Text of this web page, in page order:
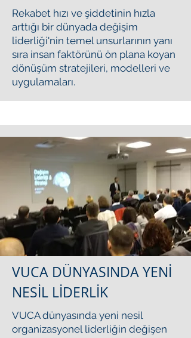
Rekabet hızı ve şiddetinin hızla
arttığı bir dünyada değişim
liderliği'nin temel unsurlarının yanı
sıra insan faktörünü ön plana koyan
dönüşüm stratejileri, modelleri ve
uygulamaları.
VUCA DÜNYASINDA YENİ
NESİL LİDERLİK
VUCA dünyasında yeni nesil
organizasyonel liderliğin değişen